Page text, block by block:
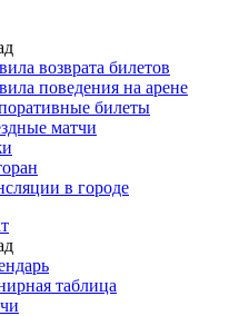
возврата билетов
поведения на арене
билеты
матчи
в городе
таблица